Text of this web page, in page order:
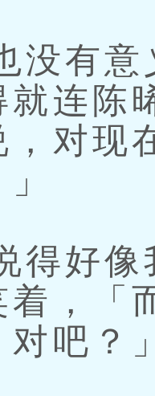
有意
就连陈
，对
好像
着，「
对吧？